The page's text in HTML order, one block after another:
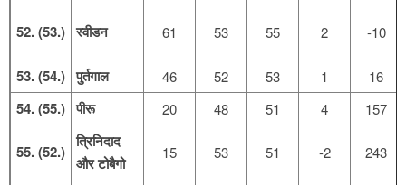
52. (53.) स्वीडन 61 53 55 2 -10
53. (54.) पुर्तगाल 46 52 53 1 16
54. (55.) पीरू 20 48 51 4 157
55. (52.)
त्रिनिदाद
और टोबैगो
15 53 51 -2 243